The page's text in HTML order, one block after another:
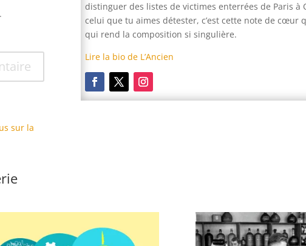
sur la
distinguer des listes de victimes enterrées de Paris à
celui que tu aimes détester, c’est cette note de cœur
qui rend la composition si singulière.
Lire la bio de L’Ancien